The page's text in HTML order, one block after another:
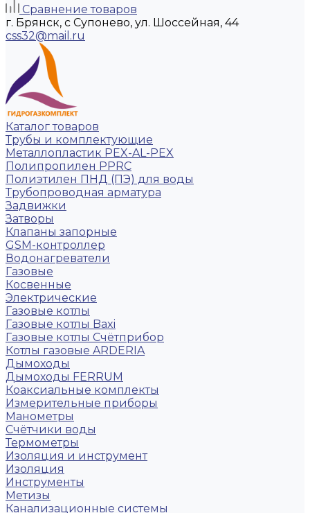
Сравнение товаров
г. Брянск, с Супонево, ул. Шоссейная, 44
css32@mail.ru
Каталог товаров
Трубы и комплектующие
Металлопластик PEX-AL-PEX
Полипропилен PPRC
Полиэтилен ПНД (ПЭ) для воды
Трубопроводная арматура
Задвижки
Затворы
Клапаны запорные
GSM-контроллер
Водонагреватели
Газовые
Косвенные
Электрические
Газовые котлы
Газовые котлы Baxi
Газовые котлы Счётприбор
Котлы газовые ARDERIA
Дымоходы
Дымоходы FERRUM
Коаксиальные комплекты
Измерительные приборы
Манометры
Счётчики воды
Термометры
Изоляция и инструмент
Изоляция
Инструменты
Метизы
Канализационные системы